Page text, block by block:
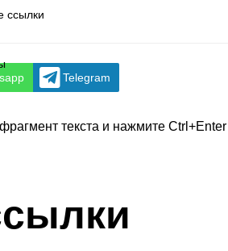
ссылки
Telegram
текста и нажмите Ctrl+Enter